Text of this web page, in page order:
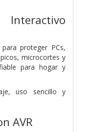
Interactivo
proteger PCs,
microcortes y
para hogar y
uso sencillo y
AVR